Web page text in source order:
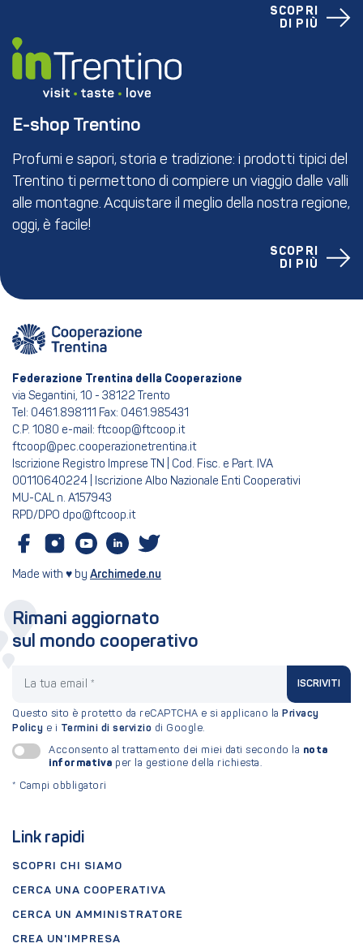
SCOPRI
DI PIÙ
E-shop Trentino
Profumi e sapori, storia e tradizione: i prodotti tipici del
Trentino ti permettono di compiere un viaggio dalle valli
alle montagne. Acquistare il meglio della nostra regione,
oggi, è facile!
SCOPRI
DI PIÙ
Federazione Trentina della Cooperazione
via Segantini, 10 - 38122 Trento
Tel: 0461.898111 Fax: 0461.985431
C.P. 1080 e-mail: ftcoop@ftcoop.it
ftcoop@pec.cooperazionetrentina.it
Iscrizione Registro Imprese TN | Cod. Fisc. e Part. IVA
00110640224 | Iscrizione Albo Nazionale Enti Cooperativi
MU-CAL n. A157943
RPD/DPO dpo@ftcoop.it
Made with ♥ by Archimede.nu
Link rapidi
SCOPRI CHI SIAMO
CERCA UNA COOPERATIVA
CERCA UN AMMINISTRATORE
CREA UN'IMPRESA
Rimani aggiornato
sul mondo cooperativo
ISCRIVITI
Questo sito è protetto da reCAPTCHA e si applicano la Privacy
Policy e i Termini di servizio di Google.
Acconsento al trattamento dei miei dati secondo la nota
informativa per la gestione della richiesta.
* Campi obbligatori